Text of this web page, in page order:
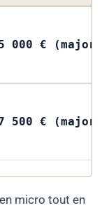
000 € (majoré
500 € (majoré
micro tout en